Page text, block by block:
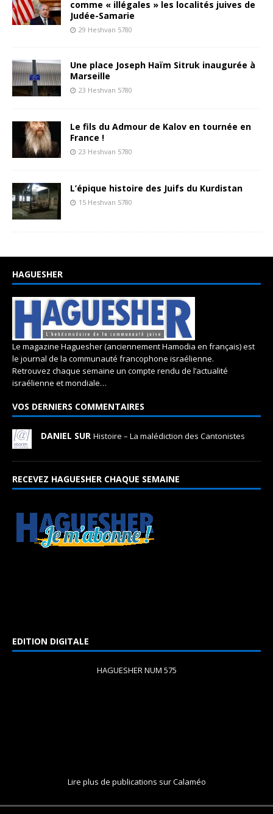
comme « illégales » les localités juives de
Judée-Samarie
29 Heshvan 5780
Une place Joseph Haïm Sitruk inaugurée à
Marseille
23 Heshvan 5780
Le fils du Admour de Kalov en tournée en
France !
23 Heshvan 5780
L’épique histoire des Juifs du Kurdistan
15 Heshvan 5780
HAGUESHER
Le magazine Haguesher (anciennement Hamodia en français) est
le journal de la communauté francophone israélienne.
Retrouvez chaque semaine un compte rendu de l’actualité
israélienne et mondiale…
VOS DERNIERS COMMENTAIRES
DANIEL SUR Histoire – La malédiction des Cantonistes
RECEVEZ HAGUESHER CHAQUE SEMAINE
EDITION DIGITALE
HAGUESHER NUM 575
Lire plus de publications sur Calaméo